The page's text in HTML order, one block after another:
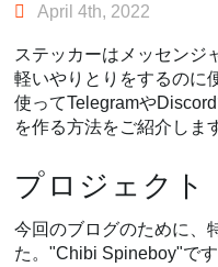
お問い合わせ
April 4th, 2022
ステッカーはメッセンジ
軽いやりとりをするのに
使ってTelegramや
を作る方法をご紹介しま
プロジェクト
今回のブログのために、
た。"Chibi Spineboy"で